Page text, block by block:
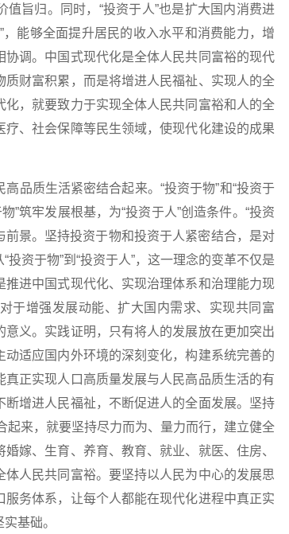
旨归。同时，“投资于人”也是扩大国内消费进
能够全面提升居民的收入水平和消费能力，增
调。中国式现代化是全体人民共同富裕的现代
财富积累，而是将增进人民福祉、实现人的全
，就要致力于实现全体人民共同富裕和人的全
、社会保障等民生领域，使现代化建设的成果
质生活紧密结合起来。“投资于物”和“投资于
”筑牢发展根基，为“投资于人”创造条件。“投资
前景。坚持投资于物和投资于人紧密结合，是对
资于物”到“投资于人”，这一理念的变革不仅是
进中国式现代化、实现治理体系和治理能力现
于增强发展动能、扩大国内需求、实现共同富
义。实践证明，只有将人的发展放在更加突出
适应国内外环境的深刻变化，构建系统完善的
正实现人口高质量发展与人民高品质生活的有
增进人民福祉，不断促进人的全面发展。坚持
起来，就要坚持尽力而为、量力而行，建立健全
嫁、生育、养育、教育、就业、就医、住房、
人民共同富裕。要坚持以人民为中心的发展思
务体系，让每个人都能在现代化进程中真正实
基础。